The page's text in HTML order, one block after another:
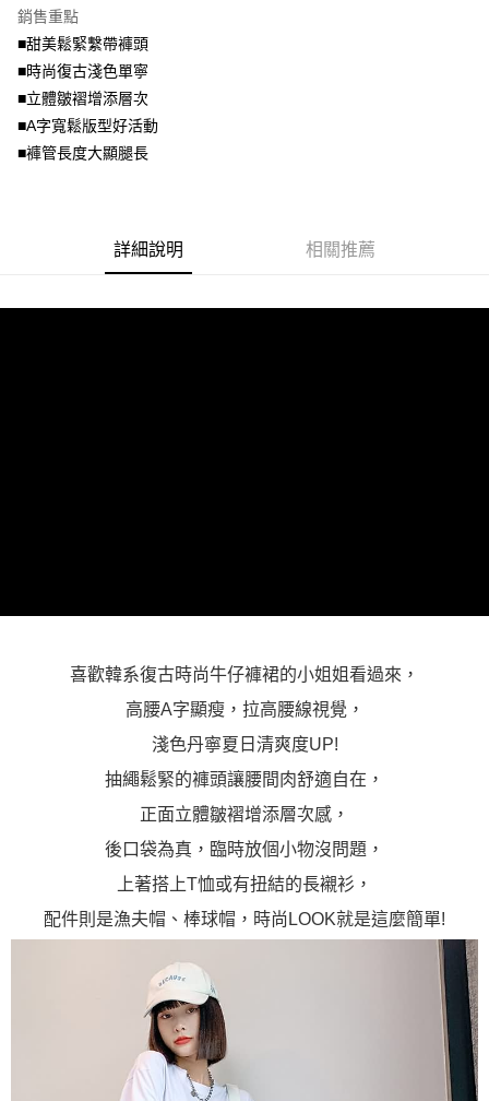
用戶於交易時，得透過本服務購買商品或服務，並由商店將買賣／分期付款
買賣價金債權讓與本公司後，依約使用本公司帳單繳交帳款。
資料（包含姓名、電話或地址）提供予台灣大哥大進項蒐集、處理及利用，
由本公司與您本人進行分期帳單所需資料之確認、核對及更正。
3.完整用戶服務條款，請詳閱以下連結：
※ 請注意：結帳手續完成當下不需立刻繳費，但若您需要取消訂單，請聯絡
購買商品的店家。未經商家同意取消之訂單仍視為有效，需透過AFTEE先享
後付繳納相關費用。
※ 交易是否成功請以「AFTEE先享後付 」之結帳頁面顯示為準，若有關於
是否繳費成功／繳費後需取消欲退款等相關疑問，請聯繫「AFTEE先享後付
客戶支援中心」https://netprotections.freshdesk.com/support/home
【注意事項】
https://aftee.tw/terms/#terms3
每筆NT$70，滿NT$799(含以上)免運費
付款後7-11取貨
每筆NT$70，滿NT$699(含以上)免運費
宅配
銷售重點
■甜美鬆緊繫帶褲頭
■時尚復古淺色單寧
■立體皺褶增添層次
■A字寬鬆版型好活動
■褲管長度大顯腿長
詳細說明 相關推薦
喜歡韓系復古時尚牛仔褲裙的小姐姐看過來，
高腰A字顯瘦，拉高腰線視覺，
淺色丹寧夏日清爽度UP!
抽繩鬆緊的褲頭讓腰間肉舒適自在，
正面立體皺褶增添層次感，
後口袋為真，臨時放個小物沒問題，
上著搭上T恤或有扭結的長襯衫，
配件則是漁夫帽、棒球帽，時尚LOOK就是這麼簡單!